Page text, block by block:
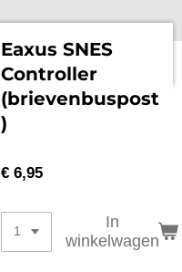
Eaxus SNES
Controller
(brievenbuspost
)
€ 6,95
In
winkelwagen